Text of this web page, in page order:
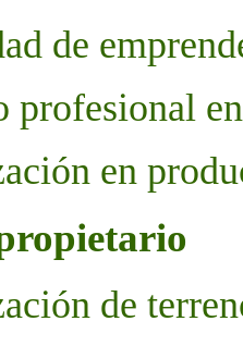
de
profesional
en
de